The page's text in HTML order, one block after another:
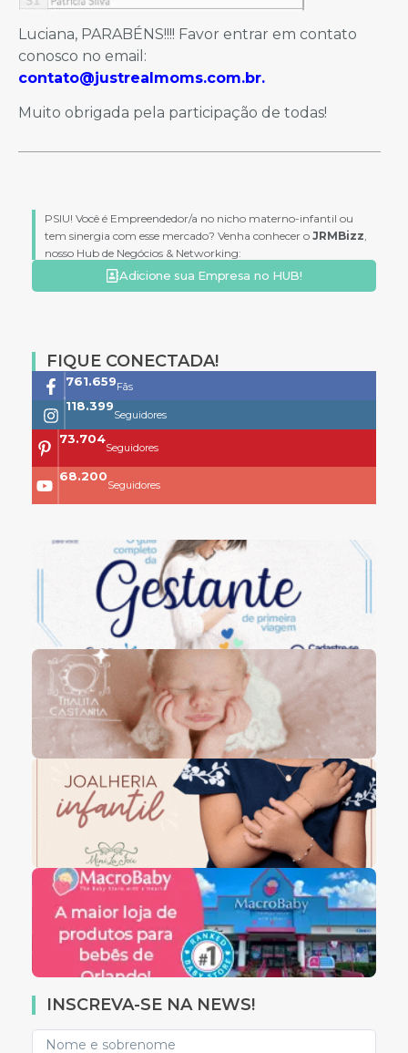
Luciana, PARABÉNS!!!! Favor entrar em contato
conosco no email:
contato@justrealmoms.com.br.
Muito obrigada pela participação de todas!
PSIU! Você é Empreendedor/a no nicho materno-infantil ou
tem sinergia com esse mercado? Venha conhecer o JRMBizz
nosso Hub de Negócios & Networking:
Adicione sua Empresa no HUB!
FIQUE CONECTADA!
761.659Fãs
118.399
Seguidores
73.704
Seguidores
68.200
Seguidores
INSCREVA-SE NA NEWS!